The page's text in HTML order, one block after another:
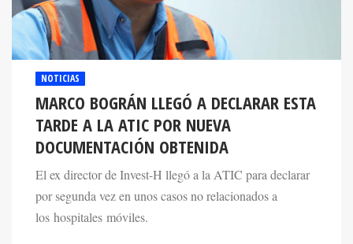
NOTICIAS
MARCO BOGRÁN LLEGÓ A DECLARAR ESTA
TARDE A LA ATIC POR NUEVA
DOCUMENTACIÓN OBTENIDA
El ex director de Invest-H llegó a la ATIC para declarar
por segunda vez en unos casos no relacionados a
los hospitales móviles.